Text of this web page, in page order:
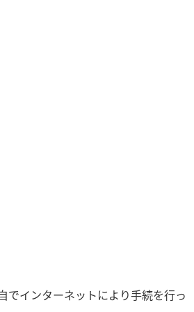
でインターネットにより手続を行っ